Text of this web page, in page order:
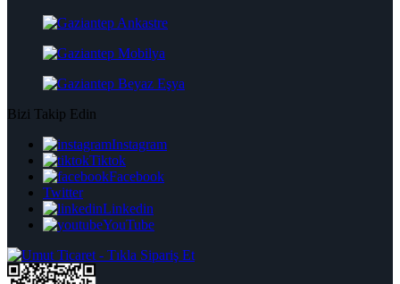
Bizi Takip Edin
Instagram
Tiktok
Facebook
Twitter
Linkedin
YouTube